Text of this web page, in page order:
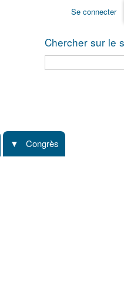
Se connecter
Chercher sur le
Congrès